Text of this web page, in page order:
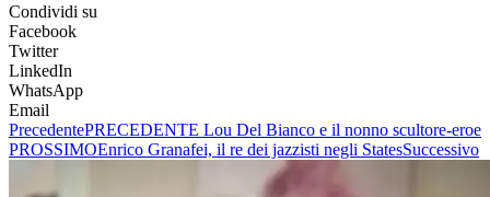
Condividi su
Facebook
Twitter
LinkedIn
WhatsApp
Email
PrecedentePRECEDENTE Lou Del Bianco e il nonno scultore-eroe
PROSSIMOEnrico Granafei, il re dei jazzisti negli StatesSuccessivo